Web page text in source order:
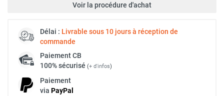
Voir la procédure d'achat
Délai : Livrable sous 10 jours à réception de
commande
PaiementCB
100% sécurisé (+ d'infos)
Paiement
via PayPal